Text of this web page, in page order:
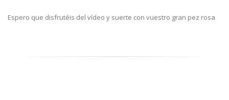
Espero que disfrutéis del vídeo y suerte con vuestro gran pez rosa